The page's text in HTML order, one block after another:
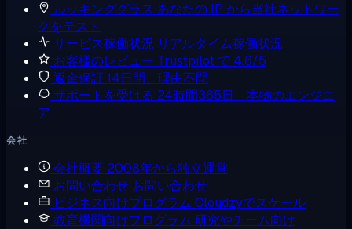
ルッキンググラス あなたの IP から当社ネットワー
クをテスト
サービス稼働状況 リアルタイム稼働状況
お客様のレビュー Trustpilot で 4.6/5
返金保証 14日間、理由不問
サポートを受ける 24時間365日、本物のエンジニ
ア
会社
会社概要 2008年から独立運営
お問い合わせ お問い合わせ
ビジネス向けプログラム Cloudzyでスケール
教育機関向けプログラム 研究やチーム向け